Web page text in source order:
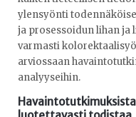
ylensyönti
ja prosessoidun lihan
varmasti
arviossaan
analyyseihin.